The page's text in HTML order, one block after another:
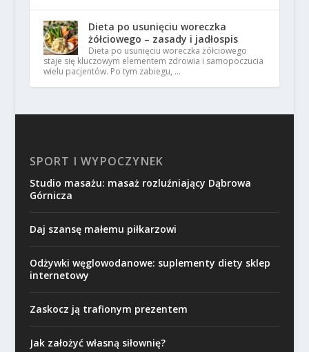
Dieta po usunięciu woreczka
żółciowego – zasady i jadłospis
Dieta po usunięciu woreczka żółciowego
staje się kluczowym elementem zdrowia i samopoczucia
wielu pacjentów. Po tym zabiegu, …
SPORT I WYPOCZYNEK
Studio masażu: masaż rozluźniający Dąbrowa
Górnicza
Daj szansę małemu piłkarzowi
Odżywki węglowodanowe: suplementy diety sklep
internetowy
Zaskocz ją trafionym prezentem
Jak założyć własną siłownię?